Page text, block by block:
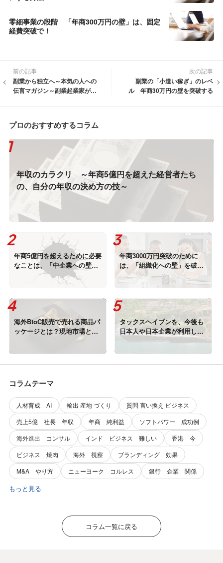
零細事業の段階 「年商300万円の壁」は、固定
経費突破で！
前の記事
副業から独立へ～本気の人への
伝言マガジン～副業起業家が、
る方法
次の記事
副業の「小遣い稼ぎ」のレベ
ル 年商30万円の壁を突破する
プロのおすすめするコラム
年収のカラクリ ～年商5億円を超えた経営者たち
の、自分の年収の決め方の技～
年商5億円を超えるために必要
なことは、「中企業への壁」
を破ること！
年商3000万円突破のために
は、「組織化への壁」を破
れ！
海外BtoC販売で売れる商品パ
ッケージとは？現地市場と消
費者に選ばれるデザイン戦略
タックスヘイブンを、今後も
日本人や日本企業が利用し続
コラムテーマ
人材育成 AI 輸出 産地 づくり
質問 言い換え ビジネス
売上5億 社長 年収
年商 純利益
ソフトパワー 成功例
海外進出 コンサル
インド ビジネス 難しい
香港 今
ビジネス 焼肉
海外 視察
ブランディング 効果
M&A やり方
ニューヨーク コルレス 銀行 企業 関係
もっと見る
コラム一覧に戻る